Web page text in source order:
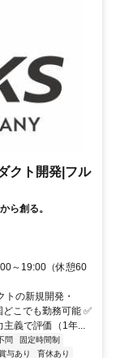
クト開発|フル
ら創る。
～19:00（休憩60
トの新規開発・
こでも勤務可能 ✅
主義で評価（1年...
問
固定時間制
与あり 育休あり